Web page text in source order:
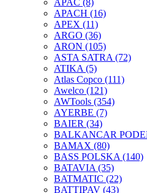
APAC (8)
APACH (16)
APEX (11)
ARGO (36)
ARON (105)
ASTA SATRA (72)
ATIKA (5)
Atlas Copco (111)
Awelco (121)
AWTools (354)
AYERBE (7)
BAIER (34)
BALKANCAR
BAMAX (80)
BASS POLSKA (140)
BATAVIA (35)
BATMATIC (22)
BATTIPAV (43)